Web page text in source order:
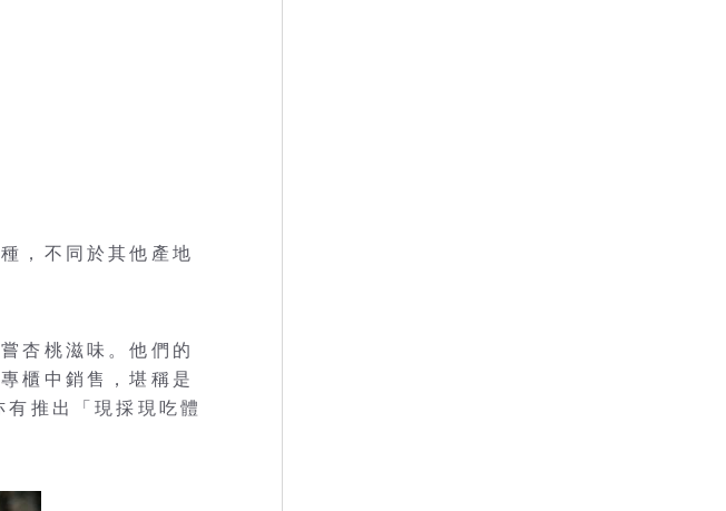
，不同於其他產地
杏桃滋味。他們的
櫃中銷售，堪稱是
推出「現採現吃體